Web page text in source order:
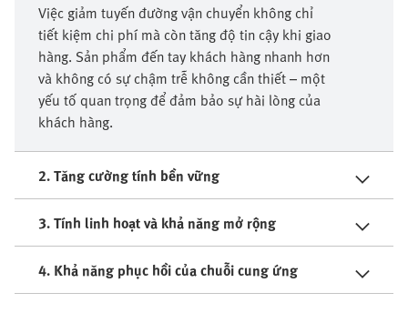
Việc giảm tuyến đường vận chuyển không chỉ
tiết kiệm chi phí mà còn tăng độ tin cậy khi giao
hàng. Sản phẩm đến tay khách hàng nhanh hơn
và không có sự chậm trễ không cần thiết – một
yếu tố quan trọng để đảm bảo sự hài lòng của
khách hàng.
2. Tăng cường tính bền vững
3. Tính linh hoạt và khả năng mở rộng
4. Khả năng phục hồi của chuỗi cung ứng